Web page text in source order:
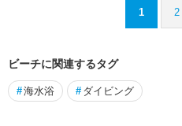
1 2
ビーチに関連するタグ
#海水浴 # ダイビング